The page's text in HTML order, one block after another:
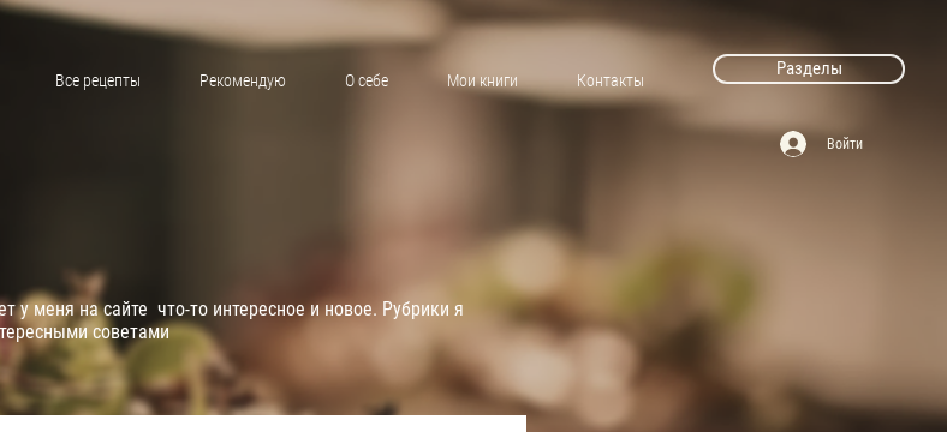
Все рецепты Рекомендую О себе Мои книги Контакты
Разделы
Войти
меня на сайте что-то интересное и новое. Рубрики я
советами